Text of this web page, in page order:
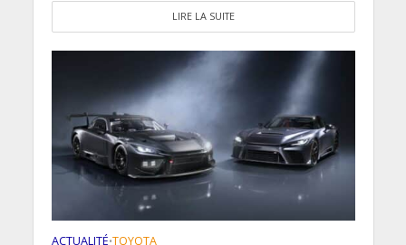
LIRE LA SUITE
ACTUALITÉ•TOYOTA